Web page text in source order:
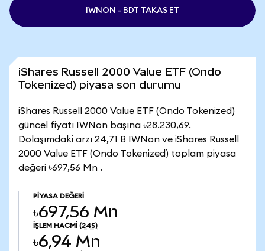
IWNON - BDT TAKAS ET
iShares Russell 2000 Value ETF (Ondo
Tokenized) piyasa son durumu
iShares Russell 2000 Value ETF (Ondo Tokenized)
güncel fiyatı IWNon başına ৳28.230,69.
Dolaşımdaki arzı 24,71 B IWNon ve iShares Russell
2000 Value ETF (Ondo Tokenized) toplam piyasa
değeri ৳697,56 Mn .
PIYASA DEĞERI
৳697,56 Mn
İŞLEM HACMI (24S)
৳6,94 Mn